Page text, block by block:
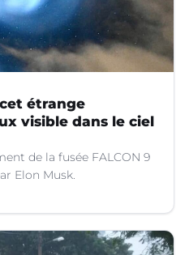
étrange
visible dans le ciel
de la fusée FALCON 9
Elon Musk.